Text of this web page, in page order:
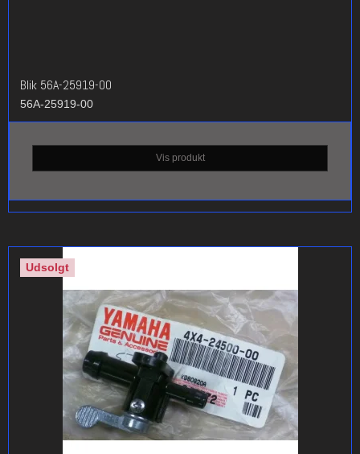
Blik 56A-25919-00
56A-25919-00
Vis produkt
Udsolgt